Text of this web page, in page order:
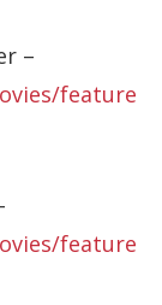
–
feature
feature